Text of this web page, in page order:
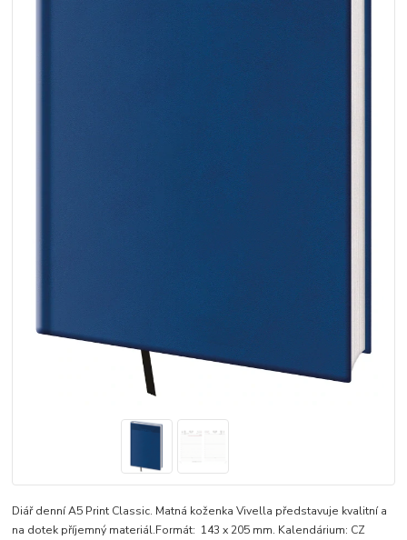
Diář denní A5 Print Classic. Matná koženka Vivella představuje kvalitní a
na dotek příjemný materiál.Formát: 143 x 205 mm. Kalendárium: CZ